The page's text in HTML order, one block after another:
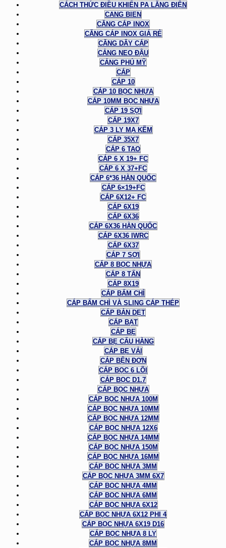
CÁCH THỨC ĐIỀU KHIỂN PA LĂNG ĐIỆN
CANG BIEN
CĂNG CÁP INOX
CĂNG CÁP INOX GIÁ RẺ
CĂNG DÂY CÁP
CẢNG NEO ĐẬU
CẢNG PHÚ MỸ
CÁP
CÁP 10
CÁP 10 BỌC NHỰA
CÁP 10MM BỌC NHỰA
CÁP 19 SỢI
CÁP 19X7
CÁP 3 LY MẠ KẼM
CÁP 35X7
CÁP 6 TAO
CÁP 6 X 19+ FC
CÁP 6 X 37+FC
CÁP 6*36 HÀN QUỐC
CÁP 6×19+FC
CÁP 6X12+ FC
CÁP 6X19
CÁP 6X36
CÁP 6X36 HÀN QUỐC
CÁP 6X36 IWRC
CÁP 6X37
CÁP 7 SỢI
CÁP 8 BỌC NHỰA
CÁP 8 TẤN
CÁP 8X19
CÁP BẤM CHÌ
CÁP BẤM CHÌ VÀ SLING CÁP THÉP
CÁP BẢN DẸT
CÁP BẠT
CÁP BẸ
CÁP BẸ CẨU HÀNG
CÁP BẸ VẢI
CÁP BỆN ĐƠN
CÁP BỌC 6 LÕI
CÁP BỌC D1.7
CÁP BỌC NHỰA
CÁP BỌC NHỰA 100M
CÁP BỌC NHỰA 10MM
CÁP BỌC NHỰA 12MM
CÁP BỌC NHỰA 12X6
CÁP BỌC NHỰA 14MM
CÁP BỌC NHỰA 150M
CÁP BỌC NHỰA 16MM
CÁP BỌC NHỰA 3MM
CÁP BỌC NHỰA 3MM 6X7
CÁP BỌC NHỰA 4MM
CÁP BỌC NHỰA 6MM
CÁP BỌC NHỰA 6X12
CÁP BỌC NHỰA 6X12 PHI 4
CÁP BỌC NHỰA 6X19 D16
CÁP BỌC NHỰA 8 LY
CÁP BỌC NHỰA 8MM